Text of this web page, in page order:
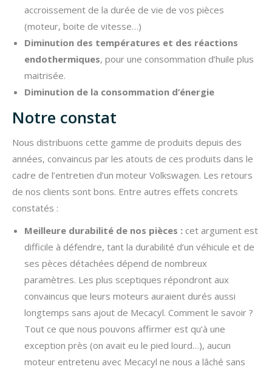
accroissement de la durée de vie de vos pièces
(moteur, boite de vitesse…)
Diminution des températures et des réactions
endothermiques, pour une consommation d’huile plus
maitrisée.
Diminution de la consommation d’énergie
Notre constat
Nous distribuons cette gamme de produits depuis des
années, convaincus par les atouts de ces produits dans le
cadre de l’entretien d’un moteur Volkswagen. Les retours
de nos clients sont bons. Entre autres effets concrets
constatés :
Meilleure durabilité de nos pièces : cet argument est
difficile à défendre, tant la durabilité d’un véhicule et de
ses pèces détachées dépend de nombreux
paramètres. Les plus sceptiques répondront aux
convaincus que leurs moteurs auraient durés aussi
longtemps sans ajout de Mecacyl. Comment le savoir ?
Tout ce que nous pouvons affirmer est qu’à une
exception près (on avait eu le pied lourd…), aucun
moteur entretenu avec Mecacyl ne nous a lâché sans